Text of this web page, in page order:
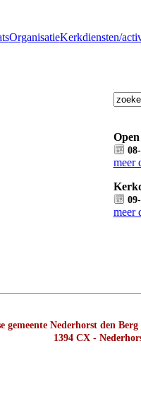
OrganisatieKerkdiensten/
meer
meer
gemeente Nederhorst den
1394 CX -